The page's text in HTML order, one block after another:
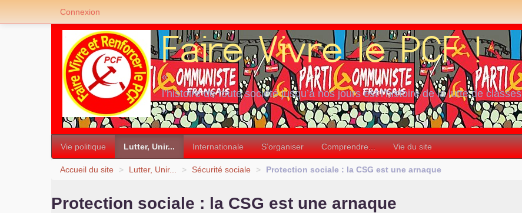
«
l’histoire de toute société jusqu’à nos jours est l’histoire de la lutte de classes
»
Vie politique Lutter, Unir... Internationale S’organiser Comprendre... Vie du site
Accueil du site > Lutter, Unir... > Sécurité sociale > Protection sociale : la CSG est une arnaque
Protection sociale : la CSG est une arnaque
Connexion